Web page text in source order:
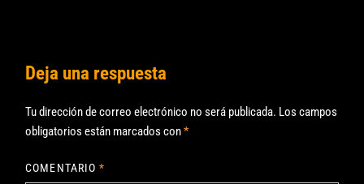
Deja una respuesta
Tu dirección de correo electrónico no será publicada. Los campos
obligatorios están marcados con*
COMENTARIO*